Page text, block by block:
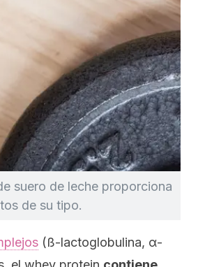
suero de leche proporciona
de su tipo.
(ß-lactoglobulina, α-